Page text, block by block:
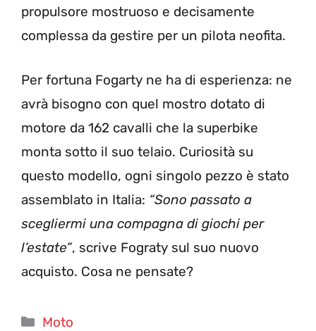
propulsore mostruoso e decisamente
complessa da gestire per un pilota neofita.
Per fortuna Fogarty ne ha di esperienza: ne
avrà bisogno con quel mostro dotato di
motore da 162 cavalli che la superbike
monta sotto il suo telaio. Curiosità su
questo modello, ogni singolo pezzo è stato
assemblato in Italia: “Sono passato a
scegliermi una compagna di giochi per
l’estate”, scrive Fograty sul suo nuovo
acquisto. Cosa ne pensate?
Categorie
Moto